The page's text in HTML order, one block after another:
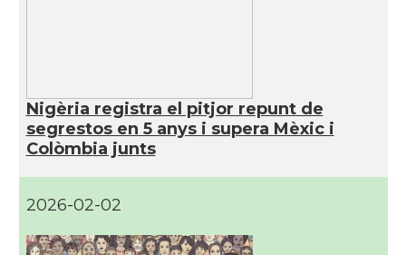
Nigèria registra el pitjor repunt de
segrestos en 5 anys i supera Mèxic i
Colòmbia junts
2026-02-02